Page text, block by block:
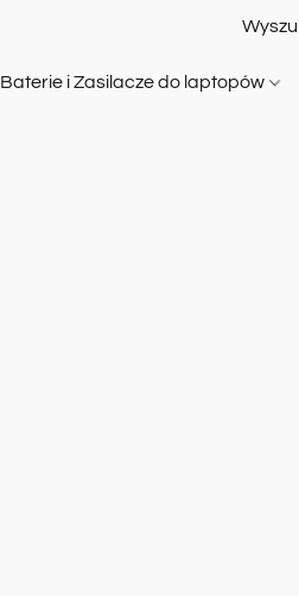
Baterie i Zasilacze do laptopów